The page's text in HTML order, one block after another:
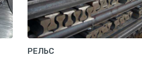
РЕЛЬС